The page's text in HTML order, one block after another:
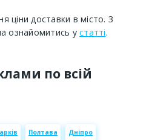
ціни доставки в місто. З
ознайомитись у статті.
по всій
Полтава Дніпро